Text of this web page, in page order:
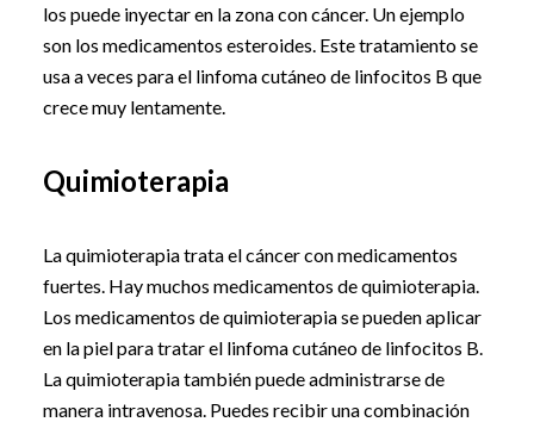
los puede inyectar en la zona con cáncer. Un ejemplo
son los medicamentos esteroides. Este tratamiento se
usa a veces para el linfoma cutáneo de linfocitos B que
crece muy lentamente.
Quimioterapia
La quimioterapia trata el cáncer con medicamentos
fuertes. Hay muchos medicamentos de quimioterapia.
Los medicamentos de quimioterapia se pueden aplicar
en la piel para tratar el linfoma cutáneo de linfocitos B.
La quimioterapia también puede administrarse de
manera intravenosa. Puedes recibir una combinación